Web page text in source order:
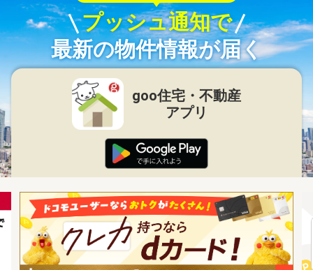
プッシュ通知で
最新の物件情報が届く
goo住宅・不動産
アプリ